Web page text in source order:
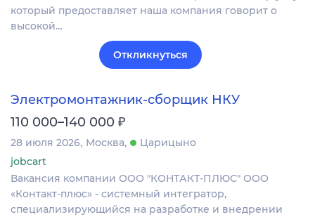
который предоставляет наша компания говорит о
высокой…
Откликнуться
Электромонтажник-сборщик НКУ
110 000–140 000 ₽
28 июля 2026 Москва
Царицыно
jobcart
Вакансия компании ООО "КОНТАКТ-ПЛЮС" ООО
«Контакт‑плюс» - системный интегратор,
специализирующийся на разработке и внедрении